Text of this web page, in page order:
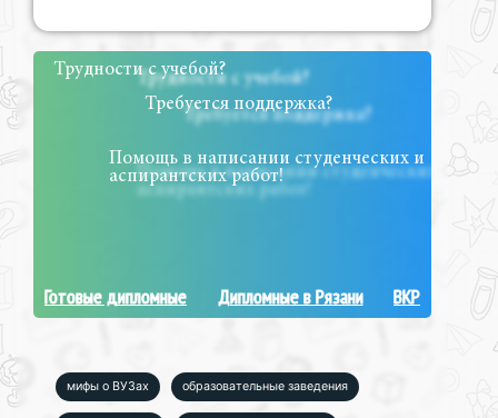
Трудности с учебой?
Требуется поддержка?
Помощь в написании студенческих и
аспирантских работ!
Готовые дипломные Дипломные в Рязани ВКР
мифы о ВУЗах образовательные заведения